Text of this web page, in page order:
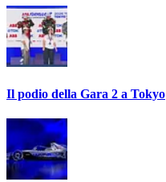
Il podio della Gara 2 a Tokyo